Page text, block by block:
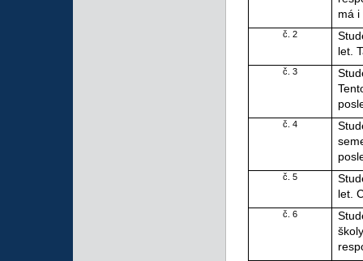
má i
č. 2
let.
č. 3
č. 4
č. 5
let.
č. 6